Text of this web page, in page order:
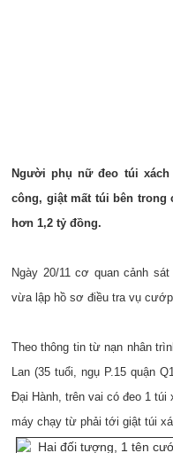
Người phụ nữ đeo túi
công, giật mất túi bên trong
hơn 1,2 tỷ đồng.
Ngày 20/11 cơ quan cảnh
vừa lập hồ sơ điều tra vụ
Theo thông tin từ nạn nhân
Lan (35 tuổi, ngụ P.15 quận
Đại Hành, trên vai có đeo 1 túi
máy chạy từ phải tới giật túi